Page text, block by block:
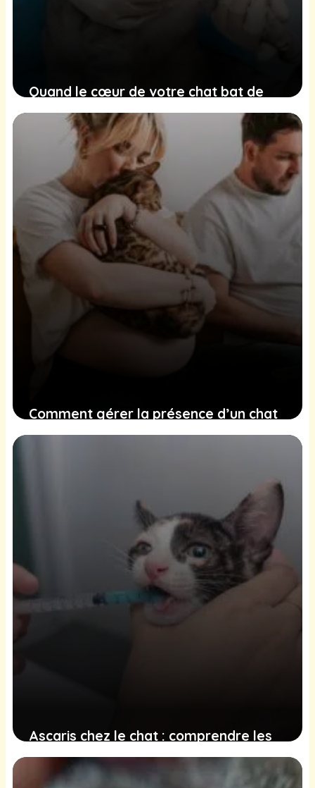
Quand le cœur de votre chat bat de
manière irrégulière : comprendre
l’insuffisance cardiaque féline pour
mieux la gérer
22 décembre 2024
Comment gérer la présence d’un chat
durant votre grossesse en évitant les
Ascaris chez le chat : comprendre les
symptômes, identifier les causes et
appliquer les traitements appropriés